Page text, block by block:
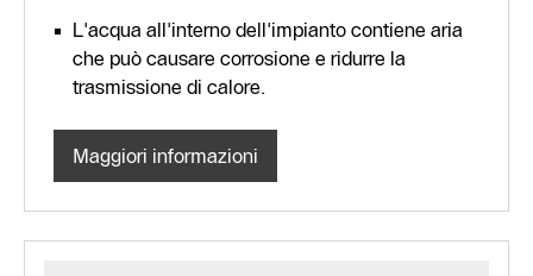
L'acqua all'interno dell'impianto contiene aria
che può causare corrosione e ridurre la
trasmissione di calore.
Maggiori informazioni